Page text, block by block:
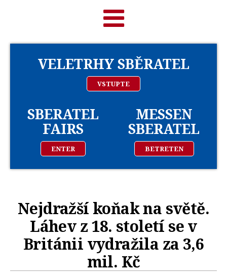
VELETRHY SBĚRATEL
VSTUPTE
SBERATEL
FAIRS
ENTER
MESSEN
SBERATEL
BETRETEN
Nejdražší koňak na světě.
Láhev z 18. století se v
Británii vydražila za 3,6
mil. Kč